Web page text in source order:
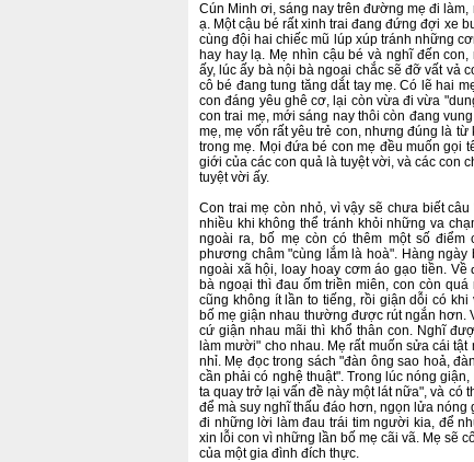
Cún Minh ơi, sáng nay trên đường mẹ đi
ạ. Một cậu bé rất xinh trai đang đứng đợi xe
cùng đội hai chiếc mũ lúp xúp tránh những
hay hay lạ. Mẹ nhìn cậu bé và nghĩ đến
ấy, lúc ấy bà nội bà ngoại chắc sẽ đỡ vất vả
cô bé đang tung tăng dắt tay mẹ. Có lẽ hai
con đáng yêu ghê cơ, lại còn vừa đi vừa
con trai mẹ, mới sáng nay thôi còn đang
mẹ, mẹ vốn rất yêu trẻ con, nhưng đúng là
trong mẹ. Mọi đứa bé con mẹ đều muốn gọi
giới của các con quả là tuyệt vời, và các con
tuyệt vời ấy.
Con trai mẹ còn nhỏ, vì vậy sẽ chưa biết
nhiều khi không thể tránh khỏi những va
ngoài ra, bố mẹ còn có thêm một số
phương châm "cùng lắm là hoà". Hàng
ngoài xã hội, loay hoay cơm áo gạo tiền.
bà ngoại thì đau ốm triền miên, con còn
cũng không ít lần to tiếng, rồi giận dỗi có
bố mẹ giận nhau thường được rút ngắn hơn.
cứ giận nhau mãi thì khổ thân con. Nghĩ
làm mười" cho nhau. Mẹ rất muốn sửa cái
nhỉ. Mẹ đọc trong sách "đàn ông sao hoả,
cần phải có nghệ thuật". Trong lúc nóng
ta quay trở lại vấn đề này một lát nữa", và có
để mà suy nghĩ thấu đáo hơn, ngọn lửa
đi những lời làm đau trái tim người kia, để
xin lỗi con vì những lần bố mẹ cãi vã. Mẹ sẽ
của một gia đình đích thực.